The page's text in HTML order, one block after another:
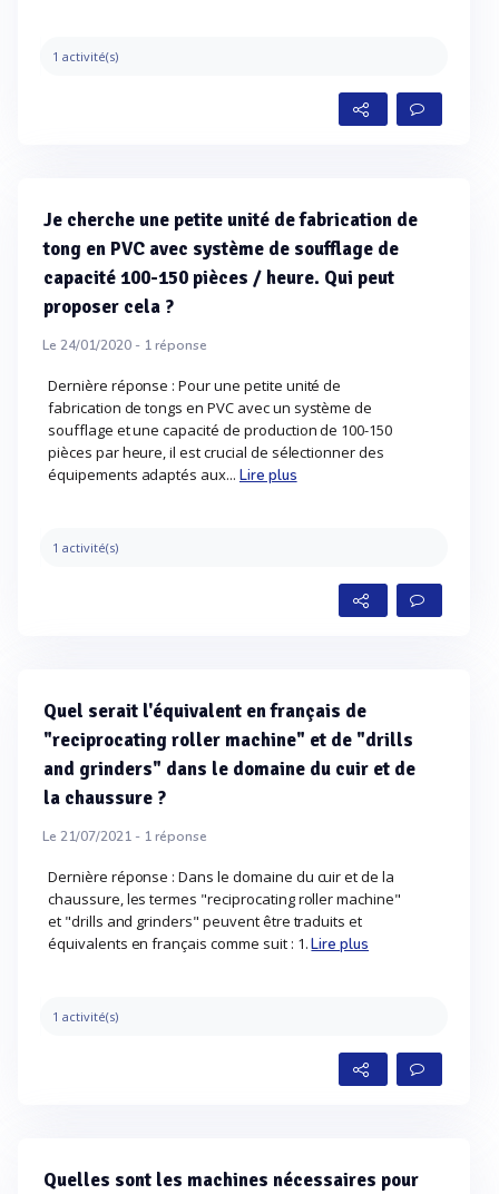
1 activité(s)
Je cherche une petite unité de fabrication de
tong en PVC avec système de soufflage de
capacité 100-150 pièces / heure. Qui peut
proposer cela ?
Le 24/01/2020 - 1réponse
Dernière réponse : Pour une petite unité de
fabrication de tongs en PVC avec un système de
soufflage et une capacité de production de 100-150
pièces par heure, il est crucial de sélectionner des
équipements adaptés aux... Lire plus
1 activité(s)
Quel serait l'équivalent en français de
"reciprocating roller machine" et de "drills
and grinders" dans le domaine du cuir et de
la chaussure ?
Le 21/07/2021 - 1réponse
Dernière réponse : Dans le domaine du cuir et de la
chaussure, les termes "reciprocating roller machine"
et "drills and grinders" peuvent être traduits et
équivalents en français comme suit : 1.Lire plus
1 activité(s)
Quelles sont les machines nécessaires pour